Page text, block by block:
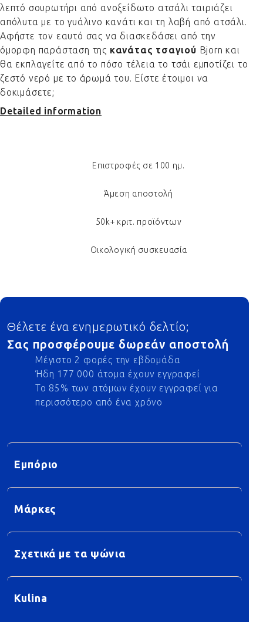
λεπτό σουρωτήρι από ανοξείδωτο ατσάλι ταιριάζει
απόλυτα με το γυάλινο κανάτι και τη λαβή από ατσάλι.
Αφήστε τον εαυτό σας να διασκεδάσει από την
όμορφη παράσταση της κανάτας τσαγιού Bjorn και
θα εκπλαγείτε από το πόσο τέλεια το τσάι εμποτίζει το
ζεστό νερό με το άρωμά του. Είστε έτοιμοι να
δοκιμάσετε;
Detailed information
Επιστροφές σε 100 ημ.
Άμεση αποστολή
50k+ κριτ. προϊόντων
Οικολογική συσκευασία
Footer
Θέλετε ένα ενημερωτικό δελτίο;
Σας προσφέρουμε δωρεάν αποστολή
Μέγιστο 2 φορές την εβδομάδα
Ήδη 177 000 άτομα έχουν εγγραφεί
Το 85% των ατόμων έχουν εγγραφεί για
περισσότερο από ένα χρόνο
Εμπόριο
Μάρκες
Σχετικά με τα ψώνια
Kulina